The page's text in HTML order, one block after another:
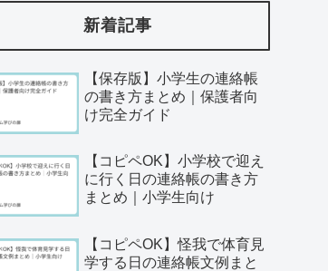
新着記事
【保存版】小学生の連絡帳
の書き方まとめ｜保護者向
け完全ガイド
【コピペOK】小学校で迎え
に行く日の連絡帳の書き方
まとめ｜小学生向け
【コピペOK】怪我で体育見
学する日の連絡帳文例まと